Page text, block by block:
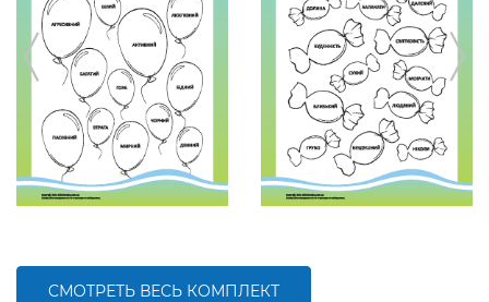
СМОТРЕТЬ ВЕСЬ КОМПЛЕКТ